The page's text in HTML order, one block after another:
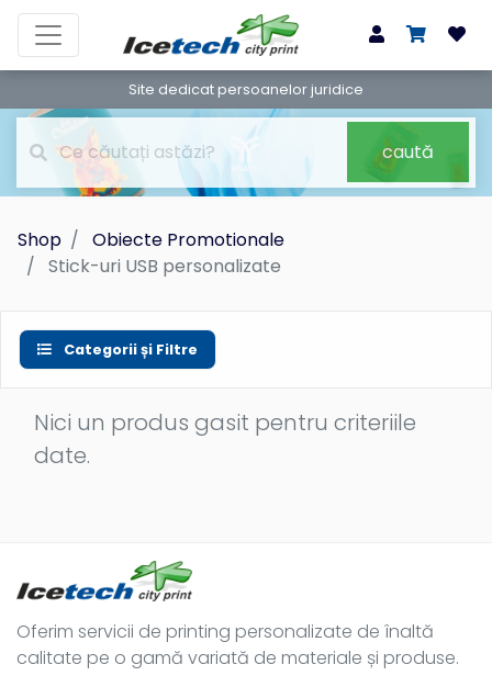
Site dedicat persoanelor juridice
caută
Shop
Obiecte Promotionale
Stick-uri USB personalizate
Categorii și Filtre
Nici un produs gasit pentru criteriile
date.
Oferim servicii de printing personalizate de înaltă
calitate pe o gamă variată de materiale și produse.